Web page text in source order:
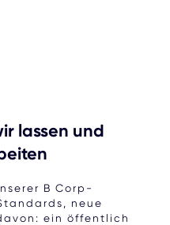
lassen und
B Corp-
neue
ein öffentlich